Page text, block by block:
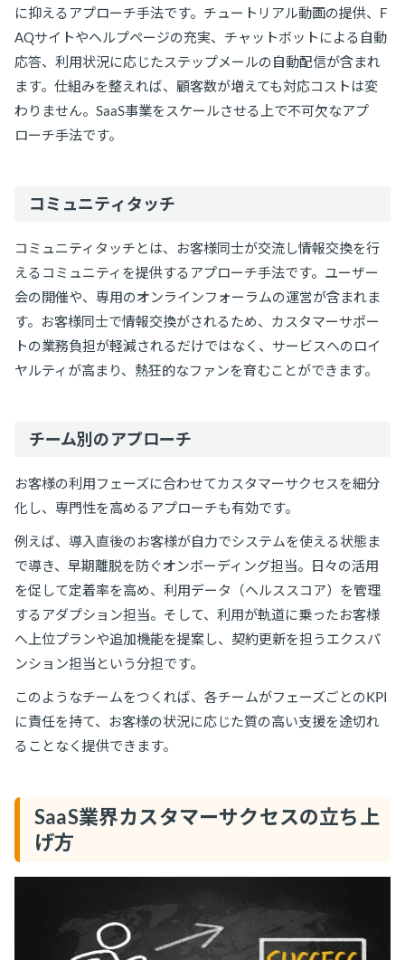
に抑えるアプローチ手法です。チュートリアル動画の提供、F
AQサイトやヘルプページの充実、チャットボットによる自動
応答、利用状況に応じたステップメールの自動配信が含まれ
ます。仕組みを整えれば、顧客数が増えても対応コストは変
わりません。SaaS事業をスケールさせる上で不可欠なアプ
ローチ手法です。
コミュニティタッチ
コミュニティタッチとは、お客様同士が交流し情報交換を行
えるコミュニティを提供するアプローチ手法です。ユーザー
会の開催や、専用のオンラインフォーラムの運営が含まれま
す。お客様同士で情報交換がされるため、カスタマーサポー
トの業務負担が軽減されるだけではなく、サービスへのロイ
ヤルティが高まり、熱狂的なファンを育むことができます。
チーム別のアプローチ
お客様の利用フェーズに合わせてカスタマーサクセスを細分
化し、専門性を高めるアプローチも有効です。
例えば、導入直後のお客様が自力でシステムを使える状態ま
で導き、早期離脱を防ぐオンボーディング担当。日々の活用
を促して定着率を高め、利用データ（ヘルススコア）を管理
するアダプション担当。そして、利用が軌道に乗ったお客様
へ上位プランや追加機能を提案し、契約更新を担うエクスパ
ンション担当という分担です。
このようなチームをつくれば、各チームがフェーズごとのKPI
に責任を持て、お客様の状況に応じた質の高い支援を途切れ
ることなく提供できます。
SaaS業界カスタマーサクセスの立ち上
げ方